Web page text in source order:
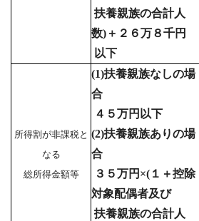
扶養親族の合計人
数)＋２６万８千円
以下
所得割が非課税と
なる
総所得金額等
(1)扶養親族なしの場
合
４５万円以下
(2)扶養親族ありの場
合
３５万円×(１＋控除
対象配偶者及び
扶養親族の合計人